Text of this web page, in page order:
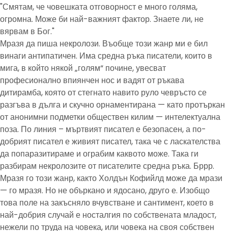
"Смятам, че човешката отговорност е много голяма,
огромна. Може би най-важният фактор. Знаете ли, не
вярвам в Бог."
Мразя да пиша некролози. Въобще този жанр ми е бил
винаги антипатичен. Има средна ръка писатели, които в
мига, в който някой „голям“ почине, увесват
професионално впиянчен нос и вадят от ръкава
дитирамба, която от стегнато навито руло чевръсто се
разгъва в дълга и скучно орнаментирана — като протъркан
от анонимни подметки обществен килим — интелектуална
поза. По линия – мъртвият писател е безопасен, а по-
добрият писател е живият писател, така че с ласкателства
да попаразитираме и ограбим каквото може. Така ги
разбирам некролозите от писателите средна ръка. Бррр.
Мразя го този жанр, както Холдън Кофийлд може да мрази
— го мразя. Но не объркано и ядосано, друго е. Изобщо
това поле на закъсняло вчувстване и сантимент, което в
най-добрия случай е носталгия по собствената младост,
нежели по труда на човека, или човека на своя собствен